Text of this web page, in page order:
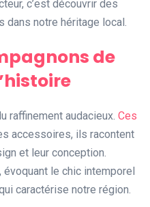
c’est découvrir des
notre héritage local.
de
raffinement audacieux. Ces
accessoires, ils racontent
et leur conception.
le chic intemporel
caractérise notre région.